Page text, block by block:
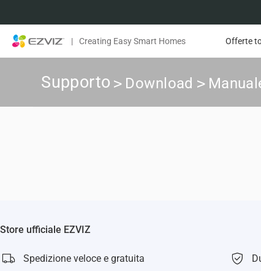
| Creating Easy Smart Homes Offerte
Supporto > Download >
Store ufficiale EZVIZ
Spedizione veloce e gratuita